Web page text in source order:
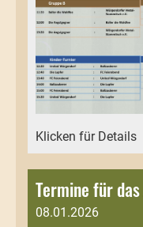
Klicken für Details
Termine für
08.01.2026